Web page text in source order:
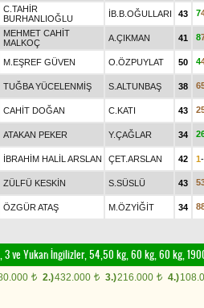
C.TAHİR
BURHANLIOĞLU
İB.B.OĞULLARI 43 7
MEHMET CAHİT
MALKOÇ
A.ÇIKMAN 41 8
M.EŞREF GÜVEN O.ÖZPUYLAT 50 4
TUĞBA YÜCELENMİŞ S.ALTUNBAŞ 38 6
CAHİT DOĞAN C.KATI 43 2
ATAKAN PEKER Y.ÇAĞLAR 34 2
İBRAHİM HALİL ARSLAN ÇET.ARSLAN 42 1-
ZÜLFÜ KESKİN S.SÜSLÜ 43 5
ÖZGÜR ATAŞ M.ÖZYİĞİT 34 8
, 3 ve Yukarı İngilizler, 54,50 kg, 60 kg, 60 kg,
t 2.)432.000 t 3.)216.000 t 4.)